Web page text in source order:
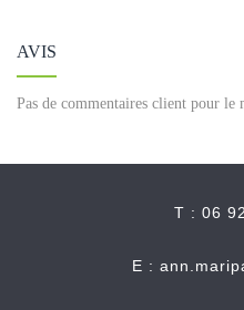
AVIS
Pas de commentaires client pour le
T : 06
E :